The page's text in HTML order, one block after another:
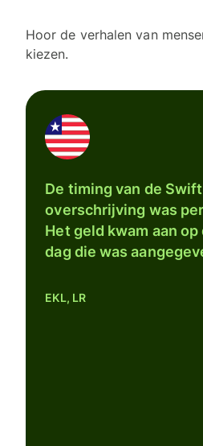
Hoor de verhalen van
kiezen.
De timing van de
overschrijving was
Het geld kwam aan op
dag die was
EKL, LR